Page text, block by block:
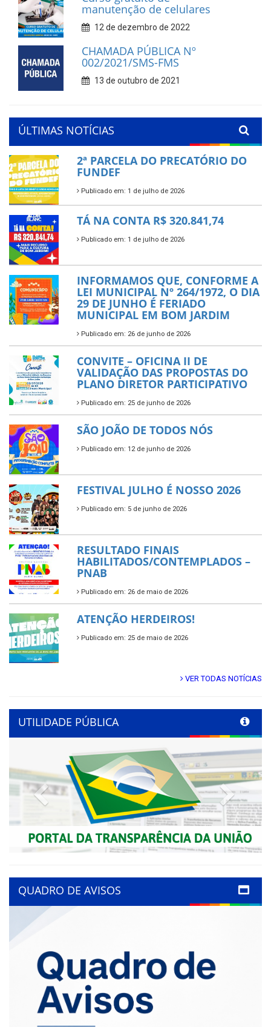
manutenção de celulares
12 de dezembro de 2022
CHAMADA PÚBLICA Nº
002/2021/SMS-FMS
13 de outubro de 2021
ÚLTIMAS NOTÍCIAS
2ª PARCELA DO PRECATÓRIO DO
FUNDEF
Publicado em: 1 de julho de 2026
TÁ NA CONTA R$ 320.841,74
Publicado em: 1 de julho de 2026
INFORMAMOS QUE, CONFORME A
LEI MUNICIPAL Nº 264/1972, O DIA
29 DE JUNHO É FERIADO
MUNICIPAL EM BOM JARDIM
Publicado em: 26 de junho de 2026
CONVITE – OFICINA II DE
VALIDAÇÃO DAS PROPOSTAS DO
PLANO DIRETOR PARTICIPATIVO
Publicado em: 25 de junho de 2026
SÃO JOÃO DE TODOS NÓS
Publicado em: 12 de junho de 2026
FESTIVAL JULHO É NOSSO 2026
Publicado em: 5 de junho de 2026
RESULTADO FINAIS
HABILITADOS/CONTEMPLADOS –
PNAB
Publicado em: 26 de maio de 2026
ATENÇÃO HERDEIROS!
Publicado em: 25 de maio de 2026
VER TODAS NOTÍCIAS
UTILIDADE PÚBLICA
Previous Next
QUADRO DE AVISOS